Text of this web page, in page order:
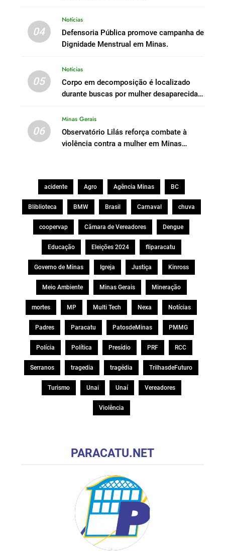
04
Notícias
Defensoria Pública promove campanha de
Dignidade Menstrual em Minas.
05
Notícias
Corpo em decomposição é localizado
durante buscas por mulher desaparecida
06
Minas Gerais
Observatório Lilás reforça combate à
violência contra a mulher em Minas
acidente Agro Agência Minas BC
Bliblioteca BMW Brasil Carnaval chuva
coopervap Câmara de Vereadores Dengue
Educação Eleições 2024 fliparacatu
Governo de Minas Igreja Justiça Kinross
Meio Ambiente Minas Gerais Mineração
mortes MP Multi Tech Nexa Notícias
Padres Paracatu PatosdeMinas PMMG
Polícia Política Presídio PRF RCC
Serranos tragedia tragédia TrilhasdeFuturo
Turismo Unai Unaí Vereadores
Violência
PARACATU.NET